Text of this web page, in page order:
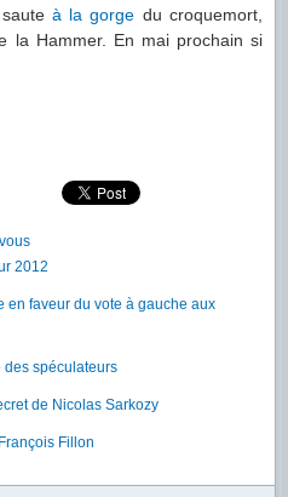
à la gorge du croquemort,
la Hammer. En mai prochain si
2012
en faveur du vote à gauche aux
des spéculateurs
de Nicolas Sarkozy
Fillon